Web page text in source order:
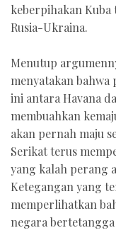
keberpihakan
Rusia-Ukraina.
Menutup
menyatakan
ini antara Havana
membuahkan
akan pernah maju
Serikat terus
yang kalah perang
Ketegangan yang
memperlihatkan
negara